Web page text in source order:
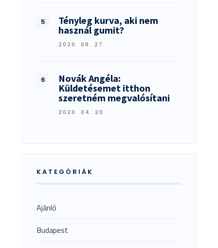
Tényleg kurva, aki nem
használ gumit?
2020. 08. 27.
Novák Angéla:
Küldetésemet itthon
szeretném megvalósítani
2020. 04. 20.
KATEGÓRIÁK
Ajánló
Budapest